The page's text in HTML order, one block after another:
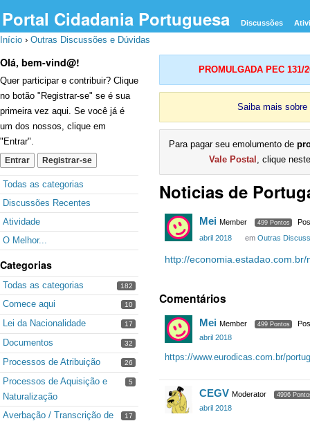
Portal Cidadania Portuguesa Discussões
Início › Outras Discussões e Dúvidas
Olá, bem-vind@!
Quer participar e contribuir? Clique
no botão "Registrar-se" se é sua
primeira vez aqui. Se você já é
um dos nossos, clique em
"Entrar".
Entrar Registrar-se
Quick
Links
Todas as categorias
Discussões Recentes
Atividade
O Melhor...
Categorias
182
Todas as categorias
10
Comece aqui
17
Lei da Nacionalidade
32
Documentos
26
Processos de Atribuição
5
Processos de Aquisição e
Naturalização
17
Averbação / Transcrição de
PROMULGADA PEC
Saiba mais sobre
Para pagar seu emolumento de
Vale Postal , clique
Noticias de
Mei Member 499 Pontos
abril 2018
em Outras
http://
Comentários
Mei Member 499 Pontos
abril 2018
https://www.eurodicas.com.br/
CEGV Moderator 4996
abril 2018